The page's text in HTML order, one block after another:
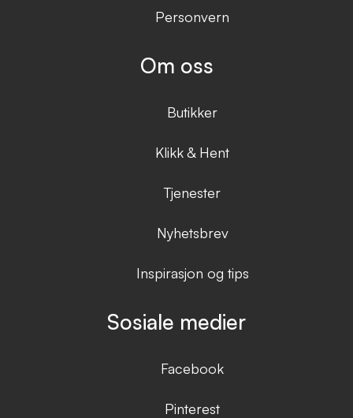
Personvern
Om oss
Butikker
Klikk & Hent
Tjenester
Nyhetsbrev
Inspirasjon og tips
Sosiale medier
Facebook
Pinterest